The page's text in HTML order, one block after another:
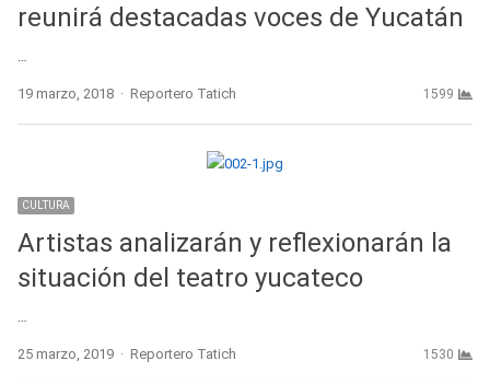
reunirá destacadas voces de Yucatán
…
19 marzo, 2018 Author
Reportero Tatich 1599
CULTURA
Artistas analizarán y reflexionarán la
situación del teatro yucateco
…
25 marzo, 2019 Author
Reportero Tatich 1530